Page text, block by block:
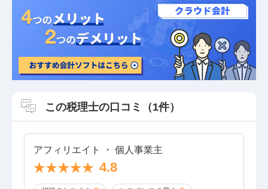
この税理士の口コミ（1件）
アフィリエイト ・ 個人事業主
4.8